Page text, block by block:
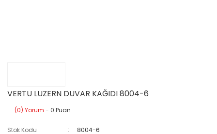
VERTU LUZERN DUVAR KAĞIDI 8004-6
(0) Yorum - 0 Puan
Stok Kodu
8004-6